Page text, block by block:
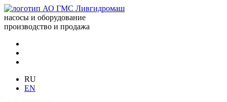
насосы и оборудование
производство и продажа
RU
EN